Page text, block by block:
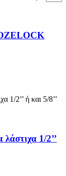
1/2’’ ή και 5/8’’
1/2’’